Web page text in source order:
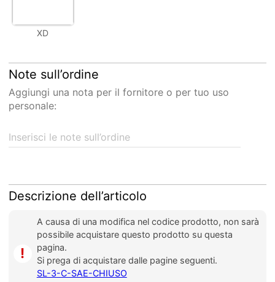
XD
Note sull’ordine
Aggiungi una nota per il fornitore o per tuo uso
personale:
Inserisci le note sull’ordine
Descrizione dell’articolo
io
A causa di una modifica nel codice prodotto, non sarà
possibile acquistare questo prodotto su questa
pagina.
Si prega di acquistare dalle pagine seguenti.
SL-3-C-SAE-CHIUSO